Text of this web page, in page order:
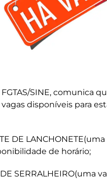
SINE, comunica
disponíveis para
DE LANCHONETE(uma
de horário;
SERRALHEIRO(uma